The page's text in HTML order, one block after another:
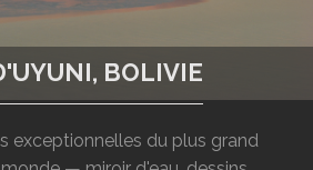
LOGIN
ENGLISH
BOLIVIE
exceptionnelles du plus grand